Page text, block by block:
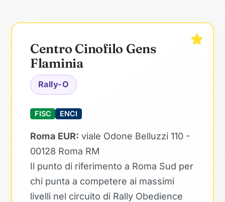
Centro Cinofilo Gens
Flaminia
Rally-O
FISC ENCI
Roma EUR: viale Odone Belluzzi 110 -
00128 Roma RM
Il punto di riferimento a Roma Sud per
chi punta a competere ai massimi
livelli nel circuito di Rally Obedience